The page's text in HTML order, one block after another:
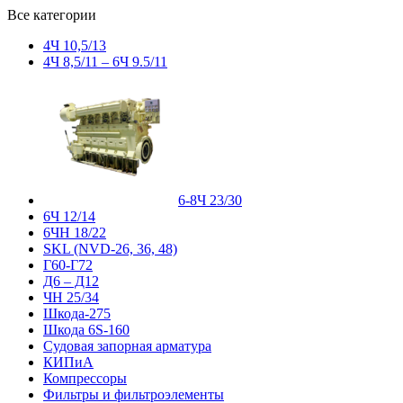
Все категории
4Ч 10,5/13
4Ч 8,5/11 – 6Ч 9.5/11
6-8Ч 23/30
6Ч 12/14
6ЧН 18/22
SKL (NVD-26, 36, 48)
Г60-Г72
Д6 – Д12
ЧН 25/34
Шкода-275
Шкода 6S-160
Судовая запорная арматура
КИПиА
Компрессоры
Фильтры и фильтроэлементы